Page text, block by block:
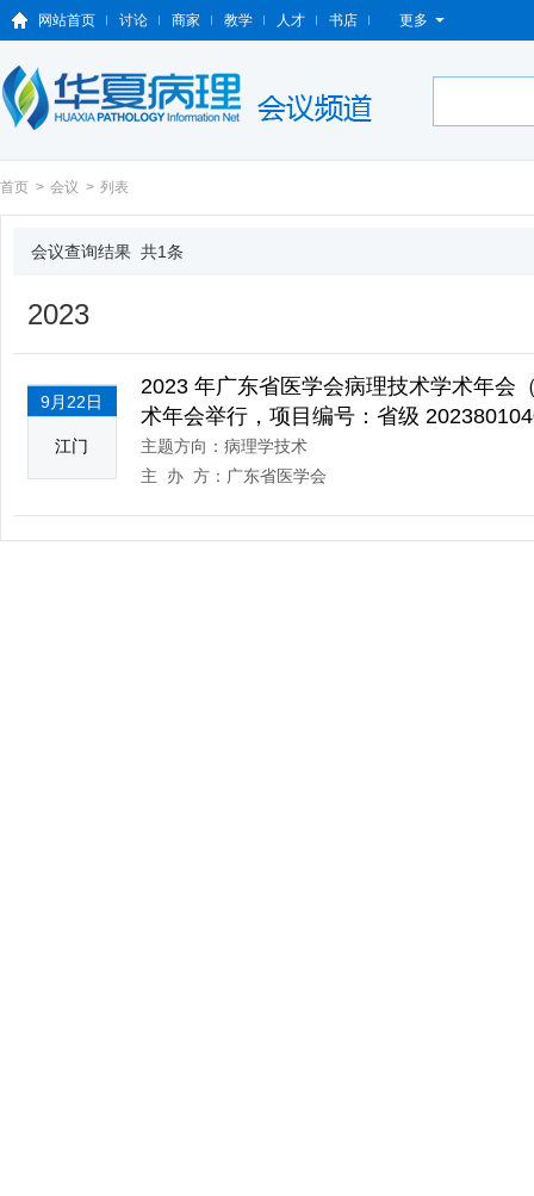
网站首页 讨论 商家 教学 人才 书店 更多
首页 > 会议 > 列表
会议查询结果 共1条
2023
9月22日
江门
2023 年广东省医学会病理技术学术年会
术年会举行，项目编号：省级
主题方向：病理学技术
主 办 方：广东省医学会